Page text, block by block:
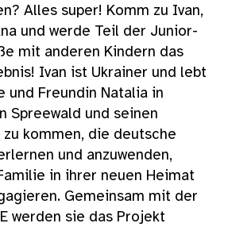
Alles super! Komm zu Ivan,
und werde Teil der Junior-
mit anderen Kindern das
Ivan ist Ukrainer und lebt
und Freundin Natalia in
Spreewald und seinen
zu kommen, die deutsche
und anzuwenden,
in ihrer neuen Heimat
Gemeinsam mit der
werden sie das Projekt